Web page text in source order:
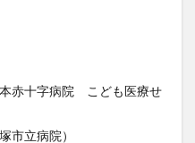
赤十字病院 こども医療せ
市立病院）